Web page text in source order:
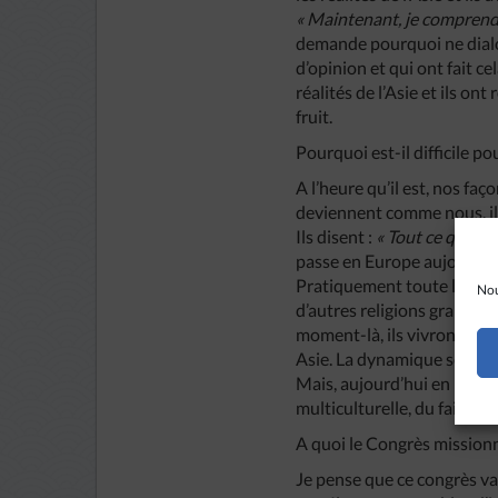
« Maintenant, je
demande pourquoi ne
d’opinion et qui ont fait
réalités de l’Asie et ils
fruit.
Pourquoi est-il difficile
A l’heure qu’il est, nos
deviennent comme nous,
Ils disent : « Tout ce que
passe en Europe
Pratiquement toute
d’autres religions
moment-là, ils vivront ce
Asie. La dynamique sera
Mais, aujourd’hui en
multiculturelle, du fait des
A quoi le Congrès
Je pense que ce congrès